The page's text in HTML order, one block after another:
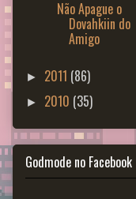
Não Apague o
Dovahkiin do
Amigo
► 2011 (86)
► 2010 (35)
Godmode no Facebook